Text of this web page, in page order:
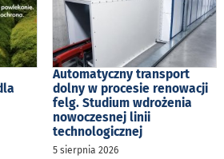
Automatyczny transport
dolny w procesie renowacji
felg. Studium wdrożenia
nowoczesnej linii
technologicznej
5 sierpnia 2026